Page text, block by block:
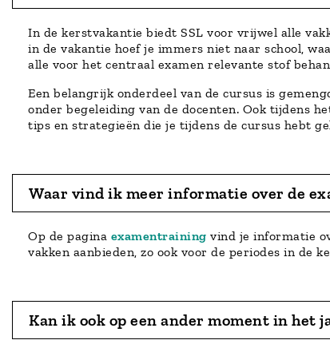
In de kerstvakantie biedt SSL voor vrijwel alle
in de vakantie hoef je immers niet naar school,
alle voor het centraal examen relevante stof
Een belangrijk onderdeel van de cursus is
onder begeleiding van de docenten. Ook tijdens
tips en strategieën die je tijdens de cursus hebt
Waar vind ik meer informatie over de
Op de pagina examentraining vind je informatie
vakken aanbieden, zo ook voor de periodes in de
Kan ik ook op een ander moment in het